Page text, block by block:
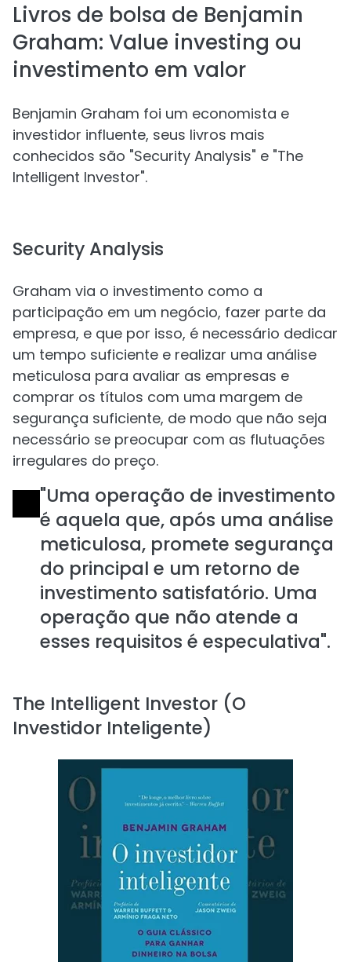
Livros de bolsa de Benjamin
Graham: Value investing ou
investimento em valor
Benjamin Graham foi um economista e
investidor influente, seus livros mais
conhecidos são "Security Analysis" e "The
Intelligent Investor".
Security Analysis
Graham via o investimento como a
participação em um negócio, fazer parte da
empresa, e que por isso, é necessário dedicar
um tempo suficiente e realizar uma análise
meticulosa para avaliar as empresas e
comprar os títulos com uma margem de
segurança suficiente, de modo que não seja
necessário se preocupar com as flutuações
irregulares do preço.
"Uma operação de investimento
é aquela que, após uma análise
meticulosa, promete segurança
do principal e um retorno de
investimento satisfatório. Uma
operação que não atende a
esses requisitos é especulativa".
The Intelligent Investor (O
Investidor Inteligente)